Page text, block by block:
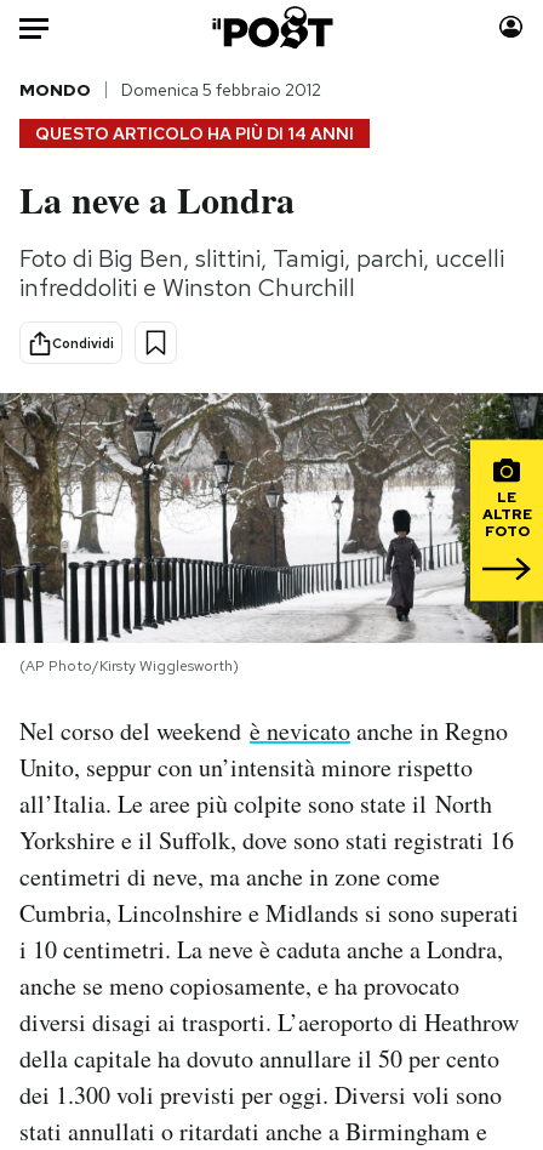
Auto
HOME
Italia
Politica
Internet
Cultura
Economia
Sport
Consumismi
Europa
Altrecose
Mondiali calcio 2026
PODCAST
NEWSLETTER
SHOP
CALENDARIO
AREA PERSONALE
Area Personale
Newsletter
Notifiche mobile
Regala il Post
QUESTO ARTICOLO HA PIÙ DI 14 ANNI
MONDO Domenica 5 febbraio 2012
La neve a Londra
Foto di Big Ben, slittini, Tamigi, parchi, uccelli
infreddoliti e Winston Churchill
Condividi
LE
ALTRE
FOTO
(AP Photo/Kirsty Wigglesworth)
Nel corso del weekend è nevicatoanche in Regno
Unito, seppur con un’intensità minore rispetto
all’Italia. Le aree più colpite sono state il North
Yorkshire e il Suffolk, dove sono stati registrati 16
centimetri di neve, ma anche in zone come
Cumbria, Lincolnshire e Midlands si sono superati
i 10 centimetri. La neve è caduta anche a Londra,
anche se meno copiosamente, e ha provocato
diversi disagi ai trasporti. L’aeroporto di Heathrow
della capitale ha dovuto annullare il 50 per cento
dei 1.300 voli previsti per oggi. Diversi voli sono
stati annullati o ritardati anche a Birmingham e